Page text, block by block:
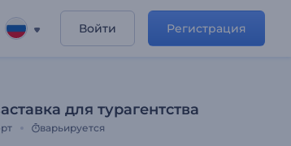
Войти Регистрация
для турагентства
варьируется